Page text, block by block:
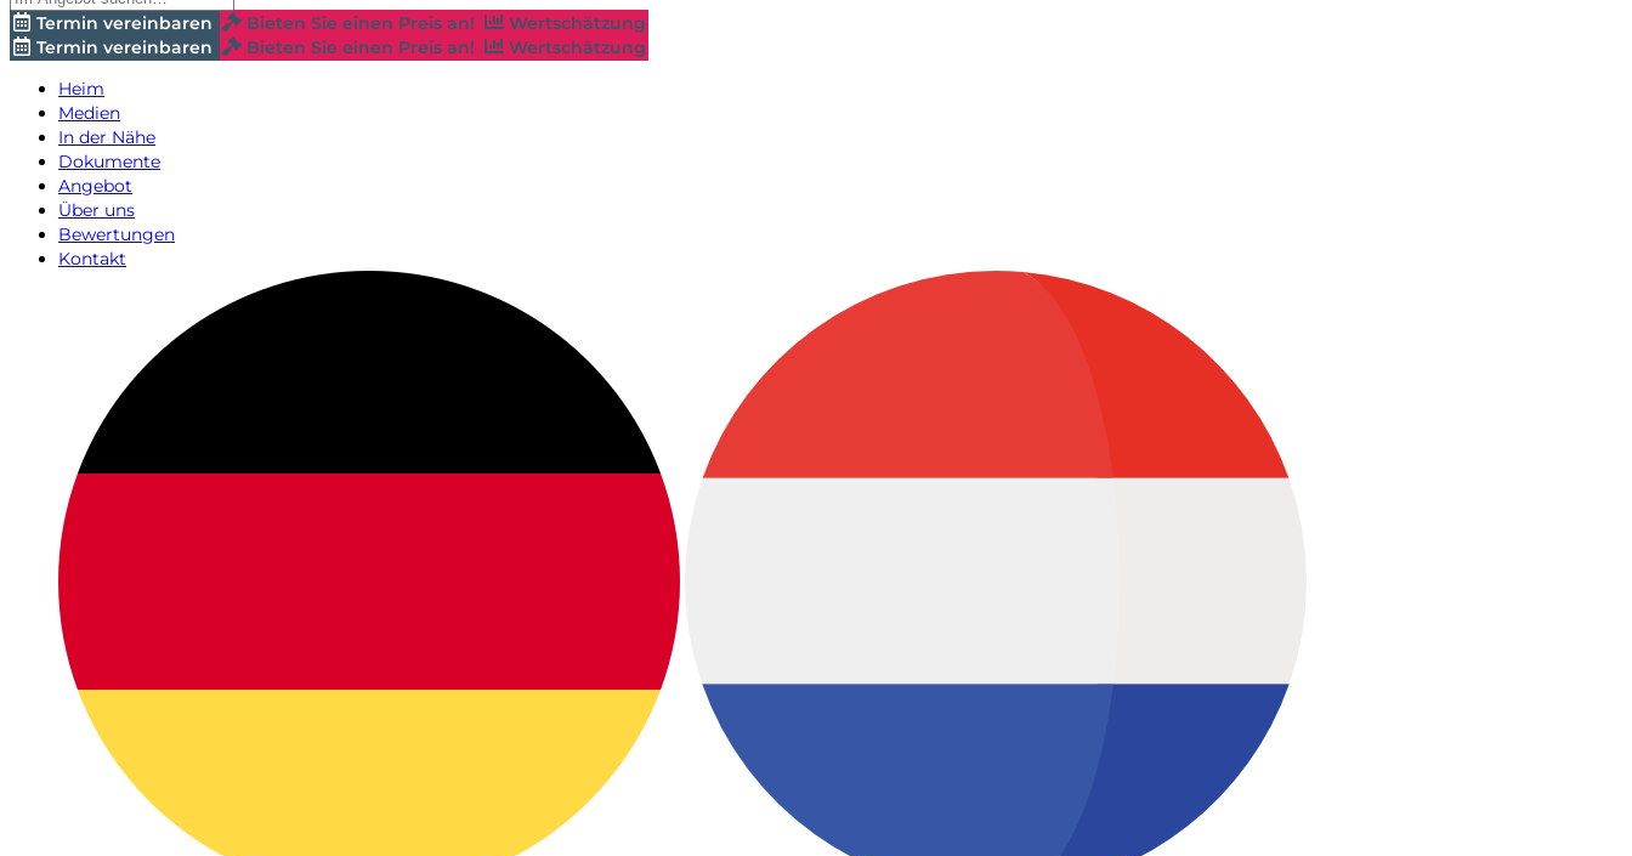
Termin vereinbaren Bieten Sie einen Preis an!
Wertschätzung
Termin vereinbaren
Bieten Sie einen Preis an!
Wertschätzung
Heim
Medien
In der Nähe
Dokumente
Angebot
Über uns
Bewertungen
Kontakt